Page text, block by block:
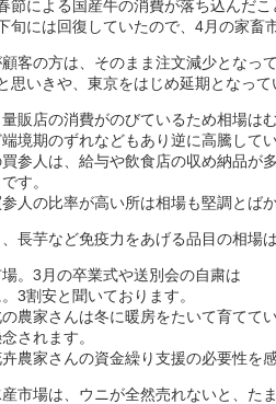
節による国産牛の消費が落ち込んだ
旬には回復していたので、4月の家畜
顧客の方は、そのまま注文減少となっ
思いきや、東京をはじめ延期となって
量販店の消費がのびているため相場は
端境期のずれなどもあり逆に高騰して
参人は、給与や飲食店の収め納品が
す。
人の比率が高い所は相場も堅調とば
長芋など免疫力をあげる品目の相場
場。3月の卒業式や送別会の自粛は
3割安と聞いております。
農家さんは冬に暖房をたいて育てて
されます。
農家さんの資金繰り支援の必要性を
産市場は、ウニが全然売れないと、た